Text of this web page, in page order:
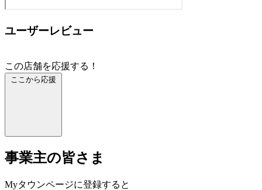
ユーザーレビュー
この店舗を応援する！
ここから応援
事業主の皆さま
Myタウンページに登録すると